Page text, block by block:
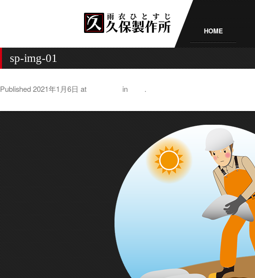
HOME
sp-img-01
Published2021年1月6日 at in .